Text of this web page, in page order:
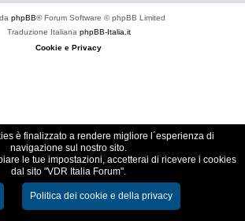
phpBB® Forum Software © phpBB Limited
Traduzione Italiana phpBB-Italia.it
Cookie e Privacy
è finalizzato a rendere migliore l´esperienza di
navigazione sul nostro sito.
le tue impostazioni, accetterai di ricevere i cookies
dal sito "VDR Italia Forum".
Politica dei cookie e della privacy